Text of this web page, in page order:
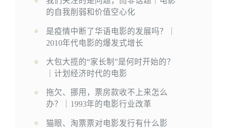
的自我削弱和价值空心化
是疫情中断了华语电影的发展吗？｜
2010年代电影的爆发式增长
大包大揽的“家长制”是何时开始的？
｜计划经济时代的电影
拖欠、挪用，票房款收不上来怎么
办？｜1993年的电影行业改革
猫眼、淘票票对电影发行有什么影